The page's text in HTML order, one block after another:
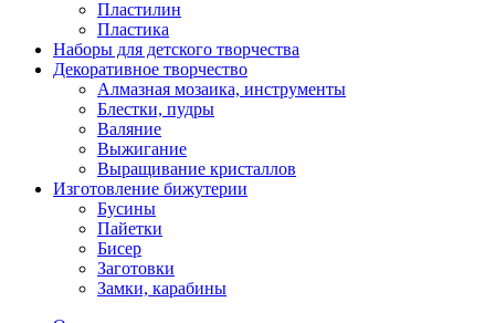
Пластилин
Пластика
Наборы для детского творчества
Декоративное творчество
Алмазная мозаика, инструменты
Блестки, пудры
Валяние
Выжигание
Выращивание кристаллов
Изготовление бижутерии
Бусины
Пайетки
Бисер
Заготовки
Замки, карабины